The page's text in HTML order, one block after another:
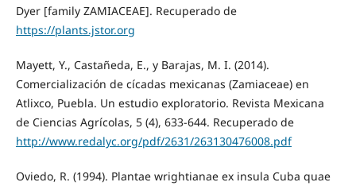
Dyer [family ZAMIACEAE]. Recuperado de
https://plants.jstor.org
Mayett, Y., Castañeda, E., y Barajas, M. I. (2014).
Comercialización de cícadas mexicanas (Zamiaceae) en
Atlixco, Puebla. Un estudio exploratorio. Revista Mexicana
de Ciencias Agrícolas, 5 (4), 633-644. Recuperado de
http://www.redalyc.org/pdf/2631/263130476008.pdf
Oviedo, R. (1994). Plantae wrightianae ex insula Cuba quae